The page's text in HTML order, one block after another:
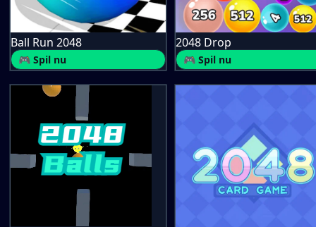
Ball Run 2048
🎮 Spil nu
2048 Drop
🎮 Spil nu